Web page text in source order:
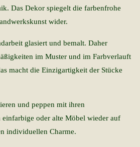
Das Dekor spiegelt die farbenfrohe
wider.
glasiert und bemalt. Daher
im Muster und im Farbverlauft
macht die Einzigartigkeit der Stücke
und peppen mit ihren
oder alte Möbel wieder auf
individuellen Charme.